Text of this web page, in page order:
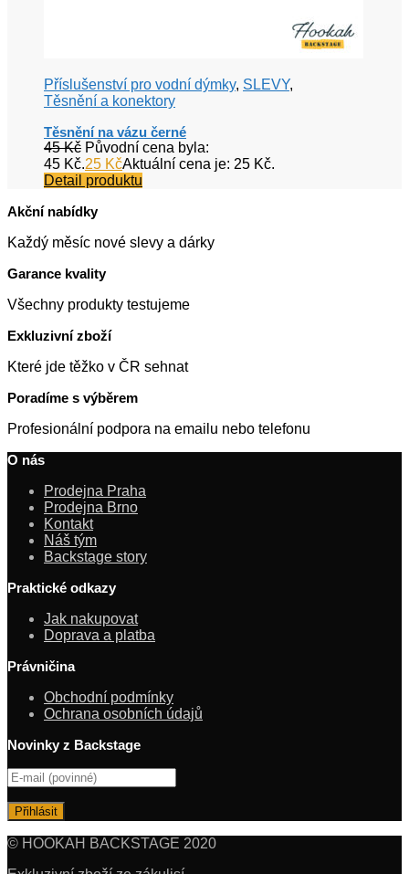
Příslušenství pro vodní dýmky, SLEVY,
Těsnění a konektory
Těsnění na vázu černé
45Kč Původní cena byla:
45 Kč.25 KčAktuální cena je: 25 Kč.
Detail produktu
Akční nabídky
Každý měsíc nové slevy a dárky
Garance kvality
Všechny produkty testujeme
Exkluzivní zboží
Které jde těžko v ČR sehnat
Poradíme s výběrem
Profesionální podpora na emailu nebo telefonu
O nás
Prodejna Praha
Prodejna Brno
Kontakt
Náš tým
Backstage story
Praktické odkazy
Jak nakupovat
Doprava a platba
Právničina
Obchodní podmínky
Ochrana osobních údajů
Novinky z Backstage
© HOOKAH BACKSTAGE 2020